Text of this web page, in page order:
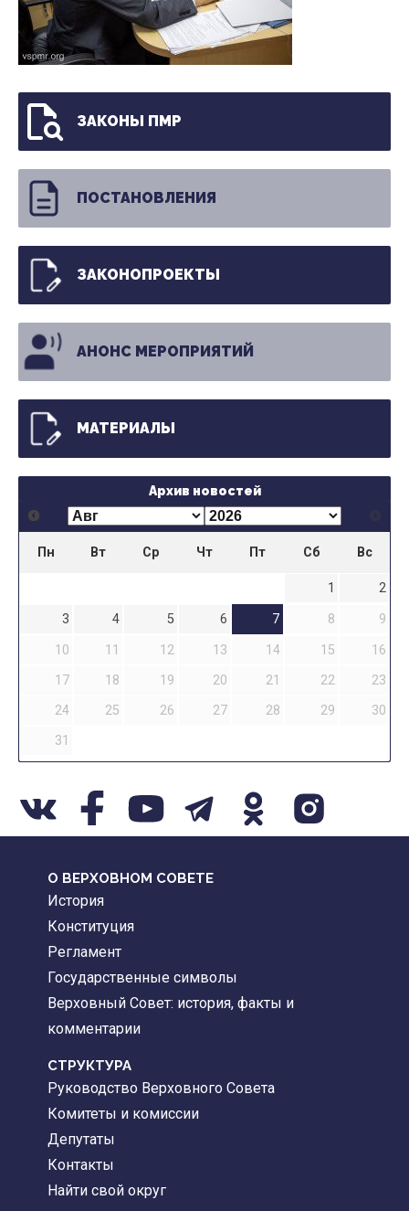
ЗАКОНЫ ПМР
ПОСТАНОВЛЕНИЯ
ЗАКОНОПРОЕКТЫ
АНОНС МЕРОПРИЯТИЙ
МАТЕРИАЛЫ
Архив новостей
Пн Вт Ср Чт Пт Сб Вс
1
2
3
4 5 6 7 8
9
10
11 12 13 14 15
16
17
18 19 20 21 22
23
24
25 26 27 28 29
30
31
О ВЕРХОВНОМ СОВЕТЕ
История
Конституция
Регламент
Государственные символы
Верховный Совет: история, факты и
комментарии
CТРУКТУРА
Руководство Верховного Совета
Комитеты и комиссии
Депутаты
Контакты
Найти свой округ